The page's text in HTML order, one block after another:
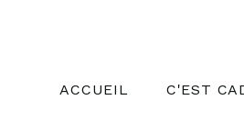
ACCUEIL C'EST